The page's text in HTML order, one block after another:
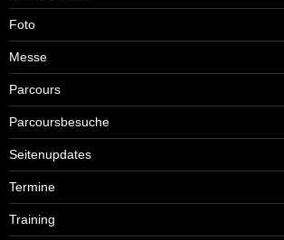
Foto
Messe
Parcours
Parcoursbesuche
Seitenupdates
Termine
Training